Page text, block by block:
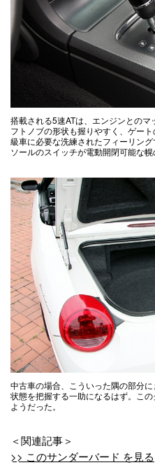
搭載される5速ATは、エンジンとの
フトノブの形状も握りやすく、ゲー
級車に必要な洗練されたフィーリン
ソールのスイッチが電動開閉可能な幌
中古車の場合、こういった隅の部分
状態を把握する一助になるはず。こ
ようだった。
＜関連記事＞
>> このサンダーバード を見る